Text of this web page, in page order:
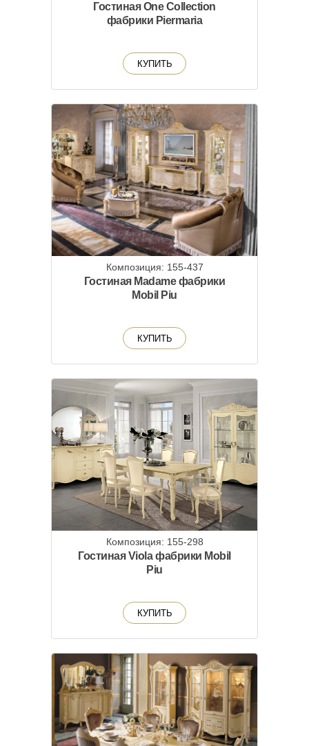
Гостиная One Collection
фабрики Piermaria
КУПИТЬ
Композиция: 155-437
Гостиная Madame фабрики
Mobil Piu
КУПИТЬ
Композиция: 155-298
Гостиная Viola фабрики Mobil
Piu
КУПИТЬ